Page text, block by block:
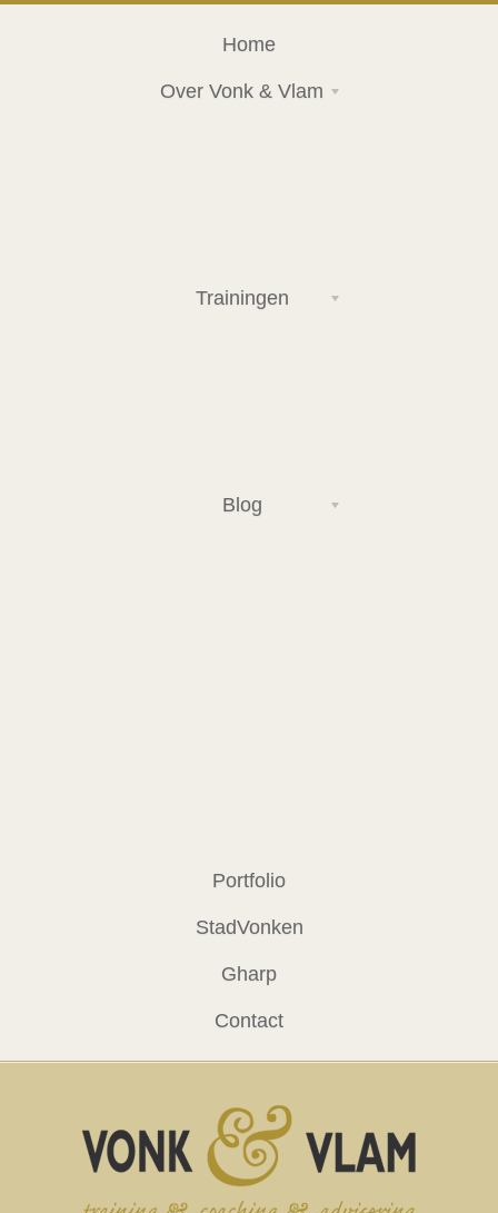
Home
Over Vonk & Vlam
Trainingen
Blog
Portfolio
StadVonken
Gharp
Contact